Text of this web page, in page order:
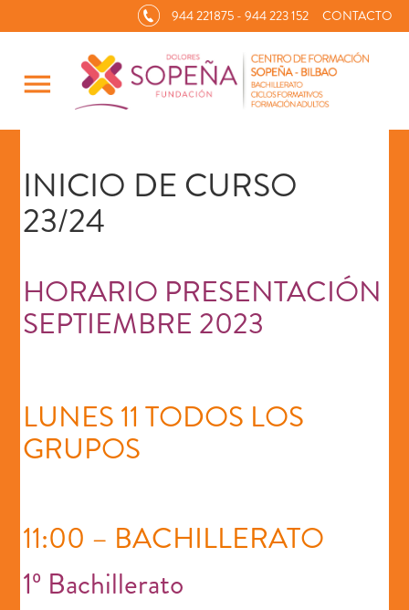
944 221875 - 944 223 152 CONTACTO
menu
INICIO DE CURSO
23/24
HORARIO PRESENTACIÓN
SEPTIEMBRE 2023
LUNES 11 TODOS LOS
GRUPOS
11:00 – BACHILLERATO
1º Bachillerato